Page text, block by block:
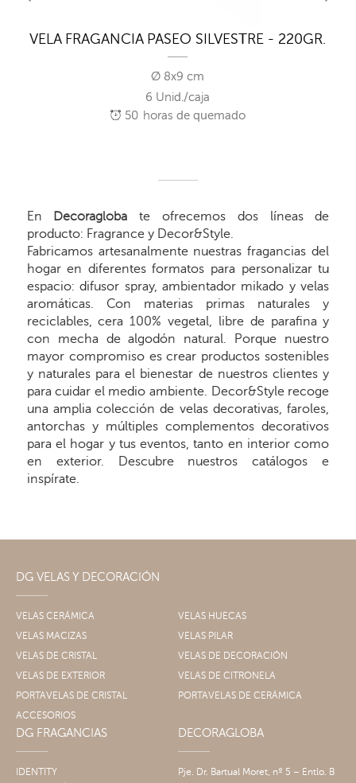
VELA FRAGANCIA PASEO SILVESTRE - 220GR.
Ø 8x9 cm
6 Unid./caja
50 horas de quemado
En Decoragloba te ofrecemos dos líneas de
producto: Fragrance y Decor&Style.
Fabricamos artesanalmente nuestras fragancias del
hogar en diferentes formatos para personalizar tu
espacio: difusor spray, ambientador mikado y velas
aromáticas. Con materias primas naturales y
reciclables, cera 100% vegetal, libre de parafina y
con mecha de algodón natural. Porque nuestro
mayor compromiso es crear productos sostenibles
y naturales para el bienestar de nuestros clientes y
para cuidar el medio ambiente. Decor&Style recoge
una amplia colección de velas decorativas, faroles,
antorchas y múltiples complementos decorativos
para el hogar y tus eventos, tanto en interior como
en exterior. Descubre nuestros catálogos e
inspírate.
DG VELAS Y DECORACIÓN
VELAS CERÁMICA
VELAS HUECAS
VELAS MACIZAS
VELAS PILAR
VELAS DE CRISTAL
VELAS DE DECORACIÓN
VELAS DE EXTERIOR
VELAS DE CITRONELA
PORTAVELAS DE CRISTAL
PORTAVELAS DE CERÁMICA
ACCESORIOS
DG FRAGANCIAS
IDENTITY
DECORAGLOBA
Pje. Dr. Bartual Moret, nº 5 – Entlo. B